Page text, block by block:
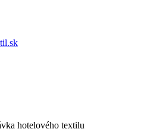
hotelového textilu